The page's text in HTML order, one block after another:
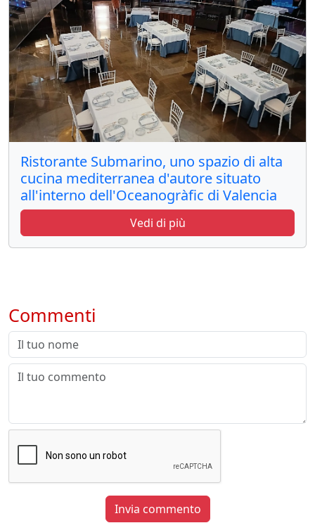
Ristorante Submarino, uno spazio di alta
cucina mediterranea d'autore situato
all'interno dell'Oceanogràfic di Valencia
Vedi di più
Commenti
Invia commento